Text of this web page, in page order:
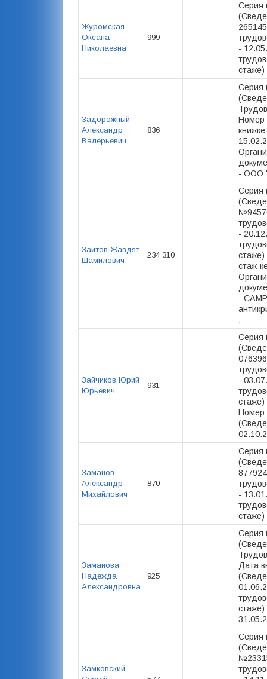
Журомская
Оксана
Николаевна
999
Серия
-
стаже)
Задорожный
Александр
Валерьевич
836
Серия
Номер
- ООО
Заитов Жавдят
Шамилович
234 310
Серия
-
стаже)
стаж-
-
,
Зайчиков Юрий
Юрьевич
931
Серия
-
стаже)
Номер
Заманов
Александр
Михайлович
870
Серия
-
стаже)
Заманова
Надежда
Александровна
925
Серия
Дата
стаже)
Замковский
Серия